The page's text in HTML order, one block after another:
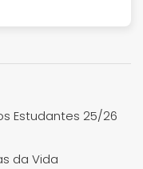
Estudantes 25/26
da Vida